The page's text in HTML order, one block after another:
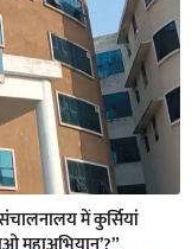
में कुर्सियां